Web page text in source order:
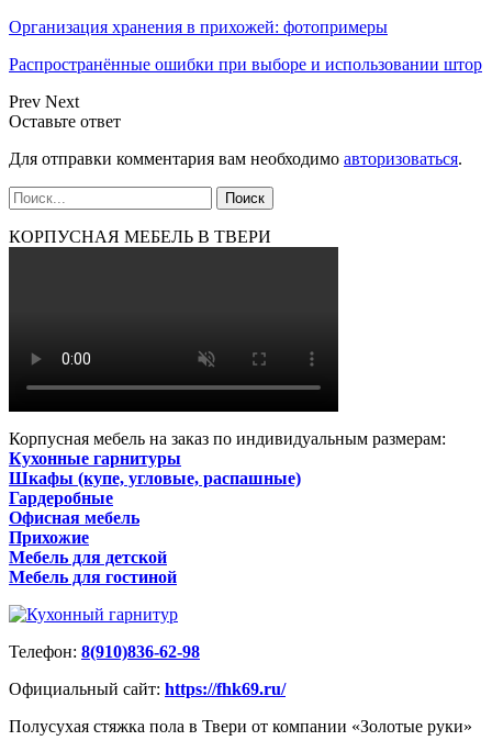
Организация хранения в прихожей: фотопримеры
Распространённые ошибки при выборе и использовании штор
Prev Next
Оставьте ответ
Для отправки комментария вам необходимо авторизоваться.
КОРПУСНАЯ МЕБЕЛЬ В ТВЕРИ
Корпусная мебель на заказ по индивидуальным размерам:
Кухонные гарнитуры
Шкафы (купе, угловые, распашные)
Гардеробные
Офисная мебель
Прихожие
Мебель для детской
Мебель для гостиной
Телефон: 8(910)836-62-98
Официальный сайт: https://fhk69.ru/
Полусухая стяжка пола в Твери от компании «Золотые руки»